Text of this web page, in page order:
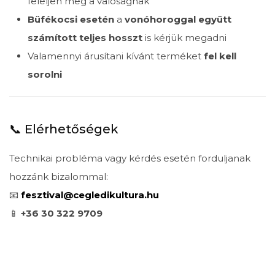
Büfékocsi esetén a vonóhoroggal együtt
számított teljes hosszt is kérjük megadni
Valamennyi árusítani kívánt terméket fel kell
sorolni
📞 Elérhetőségek
Technikai probléma vagy kérdés esetén forduljanak
hozzánk bizalommal:
📧 fesztival@cegledikultura.hu
📱 +36 30 322 9709